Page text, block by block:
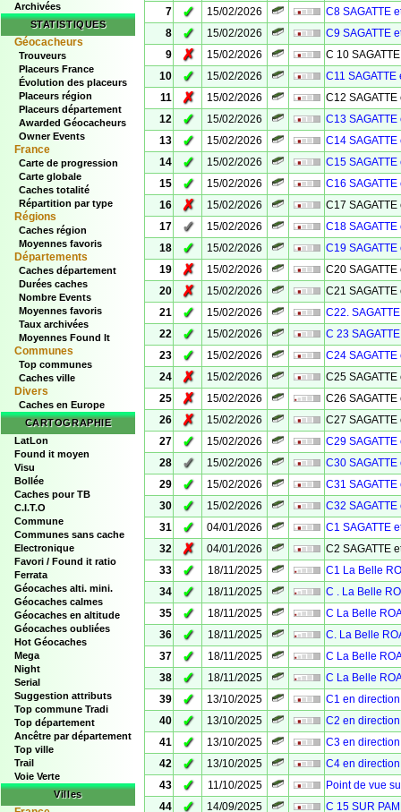
Archivées
STATISTIQUES
Géocacheurs
Trouveurs
Placeurs France
Évolution des placeurs
Placeurs région
Placeurs département
Awarded Géocacheurs
Owner Events
France
Carte de progression
Carte globale
Caches totalité
Répartition par type
Régions
Caches région
Moyennes favoris
Départements
Caches département
Durées caches
Nombre Events
Moyennes favoris
Taux archivées
Moyennes Found It
Communes
Top communes
Caches ville
Divers
Caches en Europe
CARTOGRAPHIE
LatLon
Found it moyen
Visu
Bollée
Caches pour TB
C.I.T.O
Commune
Communes sans cache
Electronique
Favori / Found it ratio
Ferrata
Géocaches alti. mini.
Géocaches calmes
Géocaches en altitude
Géocaches oubliées
Hot Géocaches
Mega
Night
Serial
Suggestion attributs
Top commune Tradi
Top département
Ancêtre par département
Top ville
Trail
Voie Verte
Villes
7
✓ 15/02/2026
C8 SAGATTE
8
✓ 15/02/2026
C9 SAGATTE
9
✗ 15/02/2026
C 10
10
✓ 15/02/2026
C11 SAGATTE
11
✗ 15/02/2026
C12 SAGATTE
12
✓ 15/02/2026
C13 SAGATTE
13
✓ 15/02/2026
C14 SAGATTE
14
✓ 15/02/2026
C15 SAGATTE
15
✓ 15/02/2026
C16 SAGATTE
16
✗ 15/02/2026
C17 SAGATTE
17
✓ 15/02/2026
C18 SAGATTE
18
✓ 15/02/2026
C19 SAGATTE
19
✗ 15/02/2026
C20 SAGATTE
20
✗ 15/02/2026
C21 SAGATTE
21
✓ 15/02/2026
C22.
22
✓ 15/02/2026
C 23
23
✓ 15/02/2026
C24 SAGATTE
24
✗ 15/02/2026
C25 SAGATTE
25
✗ 15/02/2026
C26 SAGATTE
26
✗ 15/02/2026
C27 SAGATTE
27
✓ 15/02/2026
C29 SAGATTE
28
✓ 15/02/2026
C30 SAGATTE
29
✓ 15/02/2026
C31 SAGATTE
30
✓ 15/02/2026
C32 SAGATTE
31
✓ 04/01/2026
C1 SAGATTE
32
✗ 04/01/2026
C2 SAGATTE
33
✓ 18/11/2025
C1 La Belle
34
✓ 18/11/2025
C . La Belle
35
✓ 18/11/2025
C La Belle
36
✓ 18/11/2025
C. La Belle
37
✓ 18/11/2025
C La Belle
38
✓ 18/11/2025
C La Belle
39
✓ 13/10/2025
C1 en
40
✓ 13/10/2025
C2 en
41
✓ 13/10/2025
C3 en
42
✓ 13/10/2025
C4 en
43
✓ 11/10/2025
Point de vue
44
✓ 14/09/2025
C 15 SUR